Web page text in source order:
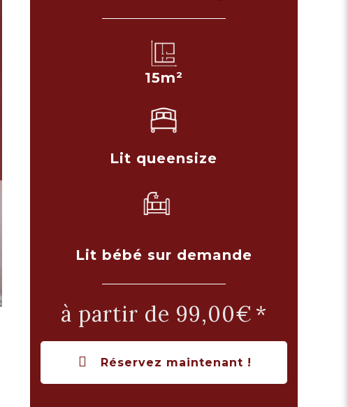
15m²
Lit queensize
Lit bébé sur demande
à partir de 99,00€
Réservez maintenant !